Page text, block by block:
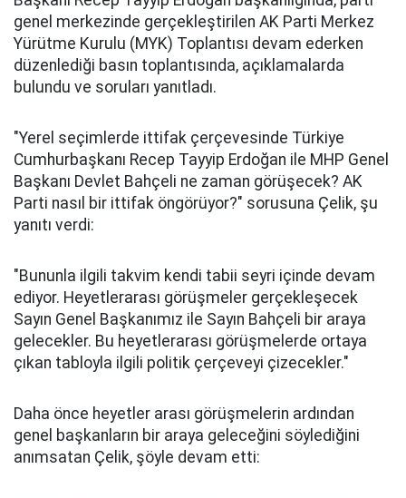
genel merkezinde gerçekleştirilen AK Parti Merkez
Yürütme Kurulu (MYK) Toplantısı devam ederken
düzenlediği basın toplantısında, açıklamalarda
bulundu ve soruları yanıtladı.
"Yerel seçimlerde ittifak çerçevesinde Türkiye
Cumhurbaşkanı Recep Tayyip Erdoğan ile MHP Genel
Başkanı Devlet Bahçeli ne zaman görüşecek? AK
Parti nasıl bir ittifak öngörüyor?" sorusuna Çelik, şu
yanıtı verdi:
"Bununla ilgili takvim kendi tabii seyri içinde devam
ediyor. Heyetlerarası görüşmeler gerçekleşecek
Sayın Genel Başkanımız ile Sayın Bahçeli bir araya
gelecekler. Bu heyetlerarası görüşmelerde ortaya
çıkan tabloyla ilgili politik çerçeveyi çizecekler."
Daha önce heyetler arası görüşmelerin ardından
genel başkanların bir araya geleceğini söylediğini
anımsatan Çelik, şöyle devam etti: